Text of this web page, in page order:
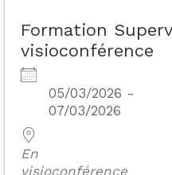
Formation
visioconférence
05/03/2026 -
07/03/2026
En
visioconférence